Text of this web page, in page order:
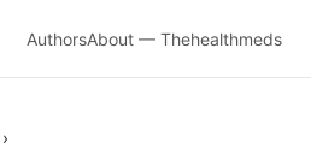
AuthorsAbout — Thehealthmeds
›